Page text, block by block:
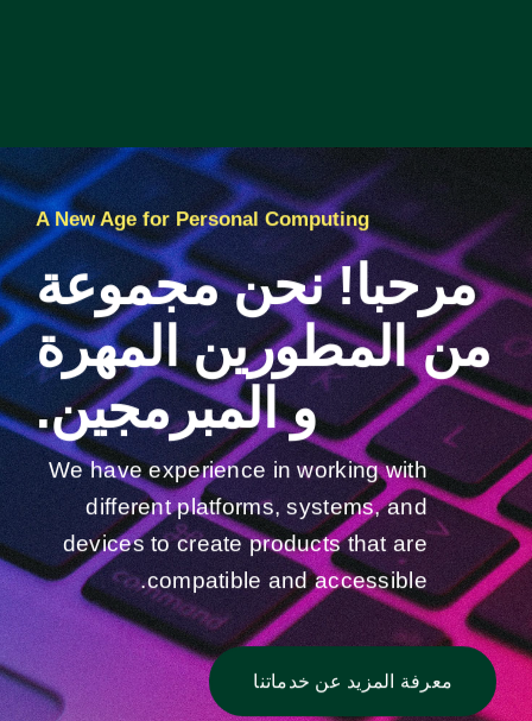
A New Age for Personal Computing
مرحبا! نحن مجموعة
من المطورين المهرة
و المبرمجين.
We have experience in working with
different platforms, systems, and
devices to create products that are
compatible and accessible.
معرفة المزيد عن خدماتنا